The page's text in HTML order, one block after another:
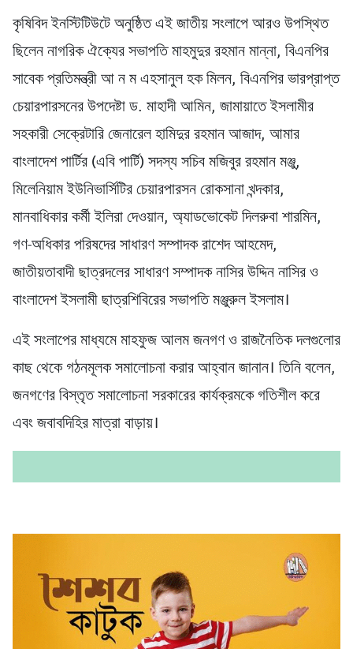
কৃষিবিদ ইনস্টিটিউটে অনুষ্ঠিত এই জাতীয় সংলাপে আরও উপস্থিত
ছিলেন নাগরিক ঐক্যের সভাপতি মাহমুদুর রহমান মান্না, বিএনপির
সাবেক প্রতিমন্ত্রী আ ন ম এহসানুল হক মিলন, বিএনপির ভারপ্রাপ্ত
চেয়ারপারসনের উপদেষ্টা ড. মাহাদী আমিন, জামায়াতে ইসলামীর
সহকারী সেক্রেটারি জেনারেল হামিদুর রহমান আজাদ, আমার
বাংলাদেশ পার্টির (এবি পার্টি) সদস্য সচিব মজিবুর রহমান মঞ্জু,
মিলেনিয়াম ইউনিভার্সিটির চেয়ারপারসন রোকসানা খন্দকার,
মানবাধিকার কর্মী ইলিরা দেওয়ান, অ্যাডভোকেট দিলরুবা শারমিন,
গণ-অধিকার পরিষদের সাধারণ সম্পাদক রাশেদ আহমেদ,
জাতীয়তাবাদী ছাত্রদলের সাধারণ সম্পাদক নাসির উদ্দিন নাসির ও
বাংলাদেশ ইসলামী ছাত্রশিবিরের সভাপতি মঞ্জুরুল ইসলাম।
এই সংলাপের মাধ্যমে মাহফুজ আলম জনগণ ও রাজনৈতিক দলগুলোর
কাছ থেকে গঠনমূলক সমালোচনা করার আহ্বান জানান। তিনি বলেন,
জনগণের বিস্তৃত সমালোচনা সরকারের কার্যক্রমকে গতিশীল করে
এবং জবাবদিহির মাত্রা বাড়ায়।